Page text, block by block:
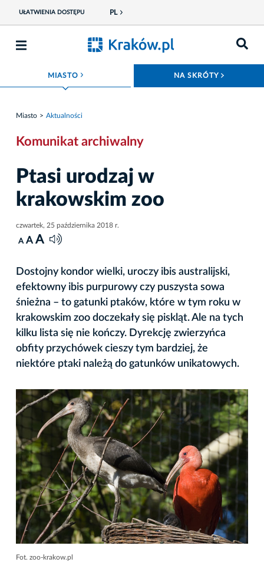
UŁATWIENIA DOSTĘPU PL
MIASTO ROZWIŃ MENU NA SKRÓTY
Miasto Aktualności
Komunikat archiwalny
Ptasi urodzaj w
krakowskim zoo
czwartek, 25 października 2018 r.
A A A
Dostojny kondor wielki, uroczy ibis australijski,
efektowny ibis purpurowy czy puszysta sowa
śnieżna – to gatunki ptaków, które w tym roku w
krakowskim zoo doczekały się piskląt. Ale na tych
kilku lista się nie kończy. Dyrekcję zwierzyńca
obfity przychówek cieszy tym bardziej, że
niektóre ptaki należą do gatunków unikatowych.
Fot. zoo-krakow.pl